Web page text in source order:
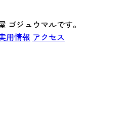
用情報 アクセス
ゴジュウマルです。